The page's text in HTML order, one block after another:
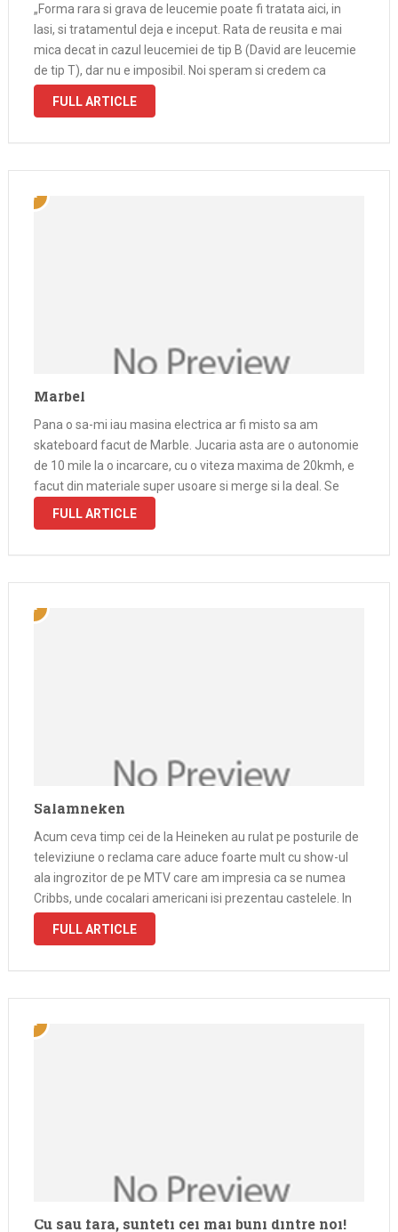
„Forma rara si grava de leucemie poate fi tratata aici, in
Iasi, si tratamentul deja e inceput. Rata de reusita e mai
mica decat in cazul leucemiei de tip B (David are leucemie
de tip T), dar nu e imposibil. Noi speram si credem ca
tratamentul …
FULL ARTICLE
Marbel
Pana o sa-mi iau masina electrica ar fi misto sa am
skateboard facut de Marble. Jucaria asta are o autonomie
de 10 mile la o incarcare, cu o viteza maxima de 20kmh, e
facut din materiale super usoare si merge si la deal. Se
FULL ARTICLE
Salamneken
Acum ceva timp cei de la Heineken au rulat pe posturile de
televiziune o reclama care aduce foarte mult cu show-ul
ala ingrozitor de pe MTV care am impresia ca se numea
Cribbs, unde cocalari americani isi prezentau castelele. In
spotul original, secventa finala era cu …
FULL ARTICLE
Cu sau fara, sunteti cei mai buni dintre noi!